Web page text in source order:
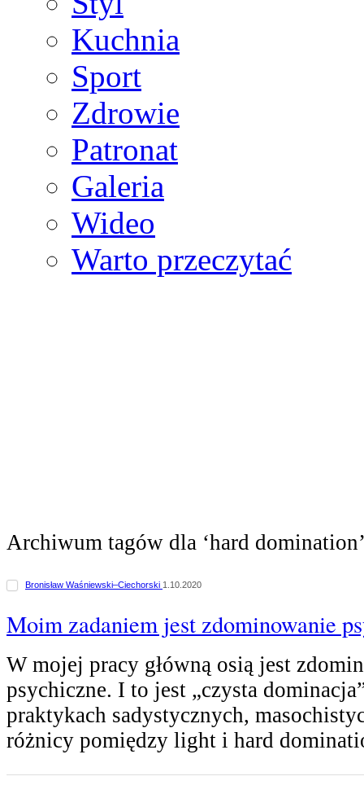
Kuchnia
Sport
Zdrowie
Patronat
Galeria
Wideo
Warto przeczytać
Archiwum tagów dla ‘hard
Bronisław Waśniewski–Ciechorski 1.10.2020
Moim zadaniem jest zdominowanie
W mojej pracy główną osią jest
psychiczne. I to jest „czysta
praktykach sadystycznych,
różnicy pomiędzy light i hard